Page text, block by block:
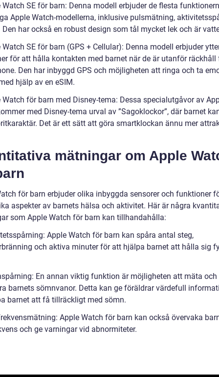
Watch SE för barn: Denna modell erbjuder de flesta
Apple Watch-modellerna, inklusive pulsmätning,
Den har också en robust design som tål mycket lek och är
Watch SE för barn (GPS + Cellular): Denna modell erbjuder
för att hålla kontakten med barnet när de är utanför räckhåll
Den har inbyggd GPS och möjligheten att ringa och ta
hjälp av en eSIM.
Watch för barn med Disney-tema: Dessa specialutgåvor av
med Disney-tema urval av ”Sagoklockor”, där barnet
Det är ett sätt att göra smartklockan ännu mer
mätningar om Apple
för barn erbjuder olika inbyggda sensorer och funktioner
aspekter av barnets hälsa och aktivitet. Här är några
som Apple Watch för barn kan tillhandahålla:
Apple Watch för barn kan spåra antal steg,
och aktiva minuter för att hjälpa barnet att hålla sig
En annan viktig funktion är möjligheten att mäta och
barnets sömnvanor. Detta kan ge föräldrar värdefull
barnet att få tillräckligt med sömn.
Apple Watch för barn kan också övervaka
och ge varningar vid abnormiteter.